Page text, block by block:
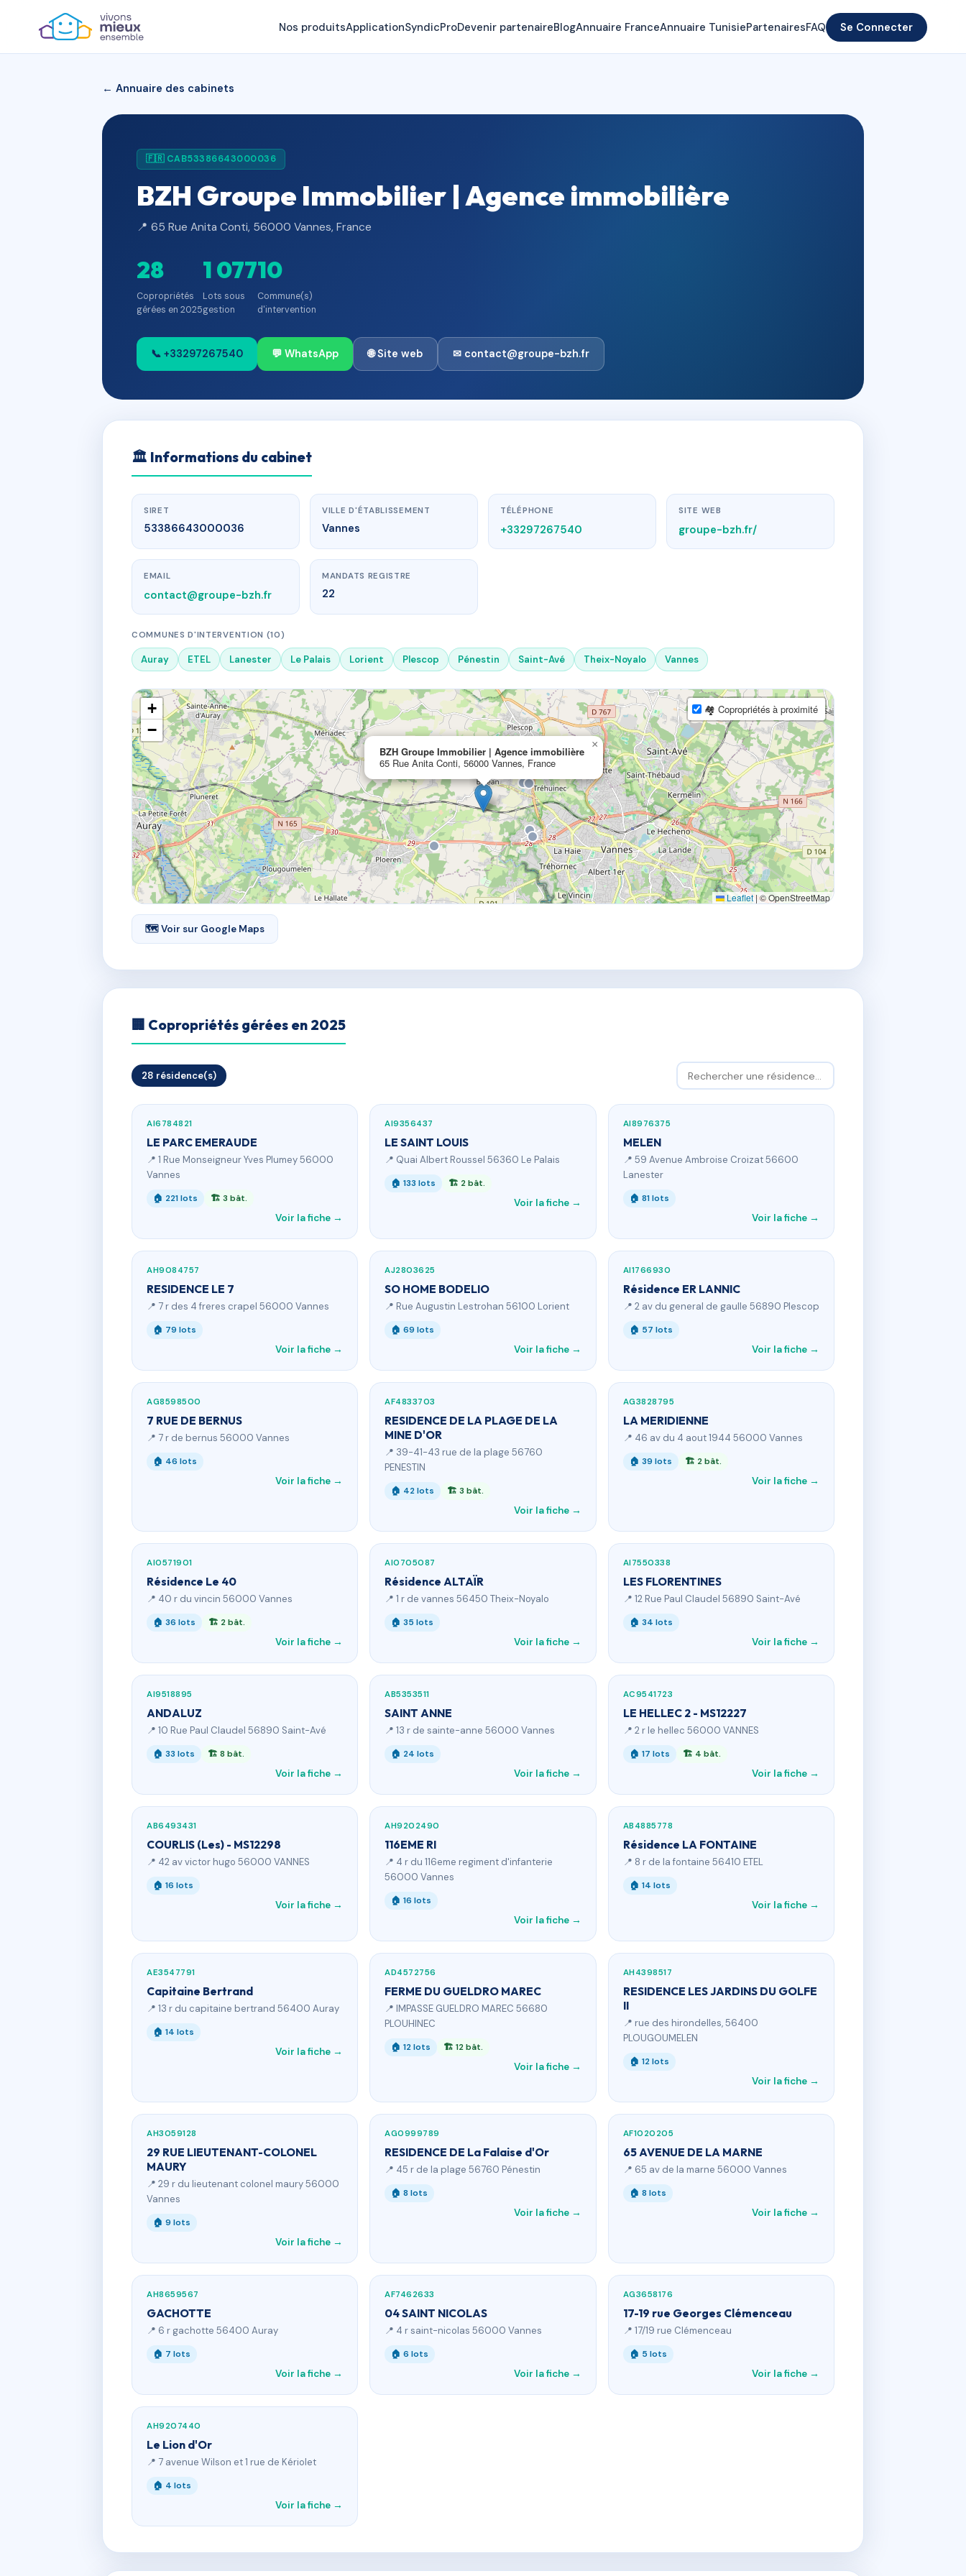
Nos produitsApplicationSyndicProDevenir partenaireBlogAnnuaire FranceAnnuaire TunisiePartenairesFAQ Se Connecter
← Annuaire des cabinets
🇫🇷 CAB53386643000036
BZH Groupe Immobilier | Agence immobilière
📍 65 Rue Anita Conti, 56000 Vannes, France
28
Copropriétés
gérées en 2025
1 077
Lots sous
gestion
10
Commune(s)
d'intervention
📞 +33297267540 💬 WhatsApp 🌐 Site web ✉ contact@groupe-bzh.fr
🏛 Informations du cabinet
SIRET
53386643000036
VILLE D'ÉTABLISSEMENT
Vannes
TÉLÉPHONE
+33297267540
SITE WEB
groupe-bzh.fr/
EMAIL
contact@groupe-bzh.fr
MANDATS REGISTRE
22
COMMUNES D'INTERVENTION (10)
Auray ETEL Lanester Le Palais Lorient Plescop Pénestin Saint-Avé Theix-Noyalo Vannes
BZH Groupe Immobilier | Agence immobilière
65 Rue Anita Conti, 56000 Vannes, France
×
+
−
🏘 Copropriétés à proximité
Leaflet | © OpenStreetMap
🗺 Voir sur Google Maps
🏢 Copropriétés gérées en 2025
28 résidence(s)
AI6784821
LE PARC EMERAUDE
📍 1 Rue Monseigneur Yves Plumey 56000
Vannes
🏠 221 lots 🏗 3 bât.
Voir la fiche →
AI9356437
LE SAINT LOUIS
📍 Quai Albert Roussel 56360 Le Palais
🏠 133 lots 🏗 2 bât.
Voir la fiche →
AI8976375
MELEN
📍 59 Avenue Ambroise Croizat 56600
Lanester
🏠 81 lots
Voir la fiche →
AH9084757
RESIDENCE LE 7
📍 7 r des 4 freres crapel 56000 Vannes
🏠 79 lots
Voir la fiche →
AJ2803625
SO HOME BODELIO
📍 Rue Augustin Lestrohan 56100 Lorient
🏠 69 lots
Voir la fiche →
AI1766930
Résidence ER LANNIC
📍 2 av du general de gaulle 56890 Plescop
🏠 57 lots
Voir la fiche →
AG8598500
7 RUE DE BERNUS
📍 7 r de bernus 56000 Vannes
🏠 46 lots
Voir la fiche →
AF4833703
RESIDENCE DE LA PLAGE DE LA
MINE D'OR
📍 39-41-43 rue de la plage 56760
PENESTIN
🏠 42 lots 🏗 3 bât.
Voir la fiche →
AG3828795
LA MERIDIENNE
📍 46 av du 4 aout 1944 56000 Vannes
🏠 39 lots 🏗 2 bât.
Voir la fiche →
AI0571901
Résidence Le 40
📍 40 r du vincin 56000 Vannes
🏠 36 lots 🏗 2 bât.
Voir la fiche →
AI0705087
Résidence ALTAÏR
📍 1 r de vannes 56450 Theix-Noyalo
🏠 35 lots
Voir la fiche →
AI7550338
LES FLORENTINES
📍 12 Rue Paul Claudel 56890 Saint-Avé
🏠 34 lots
Voir la fiche →
AI9518895
ANDALUZ
📍 10 Rue Paul Claudel 56890 Saint-Avé
🏠 33 lots 🏗 8 bât.
Voir la fiche →
AB5353511
SAINT ANNE
📍 13 r de sainte-anne 56000 Vannes
🏠 24 lots
Voir la fiche →
AC9541723
LE HELLEC 2 - MS12227
📍 2 r le hellec 56000 VANNES
🏠 17 lots 🏗 4 bât.
Voir la fiche →
AB6493431
COURLIS (Les) - MS12298
📍 42 av victor hugo 56000 VANNES
🏠 16 lots
Voir la fiche →
AH9202490
116EME RI
📍 4 r du 116eme regiment d'infanterie
56000 Vannes
🏠 16 lots
Voir la fiche →
AB4885778
Résidence LA FONTAINE
📍 8 r de la fontaine 56410 ETEL
🏠 14 lots
Voir la fiche →
AE3547791
Capitaine Bertrand
📍 13 r du capitaine bertrand 56400 Auray
🏠 14 lots
Voir la fiche →
AD4572756
FERME DU GUELDRO MAREC
📍 IMPASSE GUELDRO MAREC 56680
PLOUHINEC
🏠 12 lots 🏗 12 bât.
Voir la fiche →
AH4398517
RESIDENCE LES JARDINS DU GOLFE
II
📍 rue des hirondelles, 56400
PLOUGOUMELEN
🏠 12 lots
Voir la fiche →
AH3059128
29 RUE LIEUTENANT-COLONEL
MAURY
📍 29 r du lieutenant colonel maury 56000
Vannes
🏠 9 lots
Voir la fiche →
AG0999789
RESIDENCE DE La Falaise d'Or
📍 45 r de la plage 56760 Pénestin
🏠 8 lots
Voir la fiche →
AF1020205
65 AVENUE DE LA MARNE
📍 65 av de la marne 56000 Vannes
🏠 8 lots
Voir la fiche →
AH8659567
GACHOTTE
📍 6 r gachotte 56400 Auray
🏠 7 lots
Voir la fiche →
AF7462633
04 SAINT NICOLAS
📍 4 r saint-nicolas 56000 Vannes
🏠 6 lots
Voir la fiche →
AG3658176
17-19 rue Georges Clémenceau
📍 17/19 rue Clémenceau
🏠 5 lots
Voir la fiche →
AH9207440
Le Lion d'Or
📍 7 avenue Wilson et 1 rue de Kériolet
🏠 4 lots
Voir la fiche →